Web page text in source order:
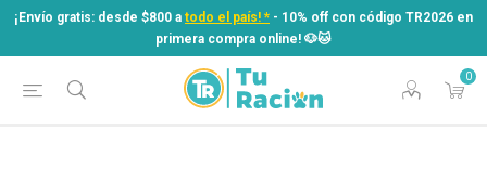
¡Envío gratis: desde $800 a todo el país! * - 10% off con código TR2026 en
primera compra online! ​🐶​🐱
0
¡Envío gratis: desde $800 atodo el país! *
- 10% off con código TR2026 en
primera compra online! ​🐶​🐱